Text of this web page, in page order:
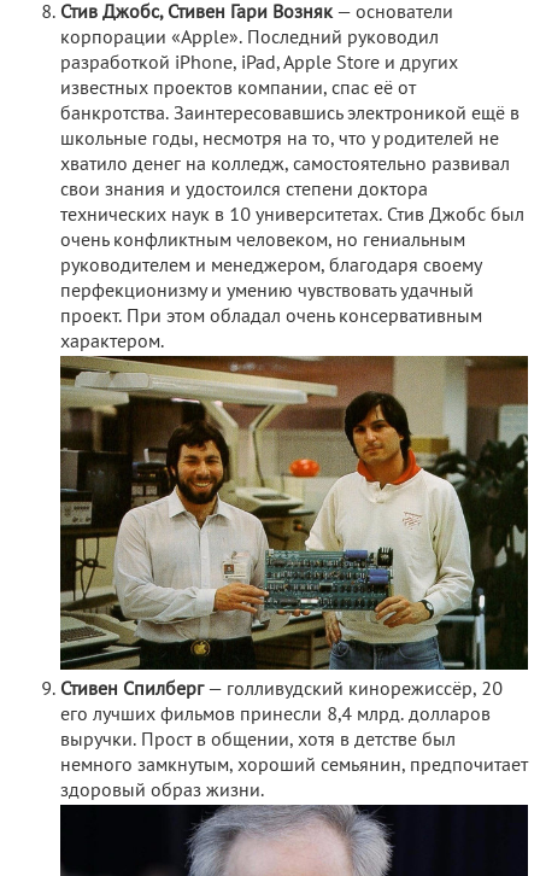
Стив Джобс, Стивен Гари Возняк— основатели
корпорации «Apple». Последний руководил
разработкой iPhone, iPad, Apple Store и других
известных проектов компании, спас её от
банкротства. Заинтересовавшись электроникой ещё в
школьные годы, несмотря на то, что у родителей не
хватило денег на колледж, самостоятельно развивал
свои знания и удостоился степени доктора
технических наук в 10 университетах. Стив Джобс был
очень конфликтным человеком, но гениальным
руководителем и менеджером, благодаря своему
перфекционизму и умению чувствовать удачный
проект. При этом обладал очень консервативным
характером.
Стивен Спилберг— голливудский кинорежиссёр, 20
его лучших фильмов принесли 8,4 млрд. долларов
выручки. Прост в общении, хотя в детстве был
немного замкнутым, хороший семьянин, предпочитает
здоровый образ жизни.